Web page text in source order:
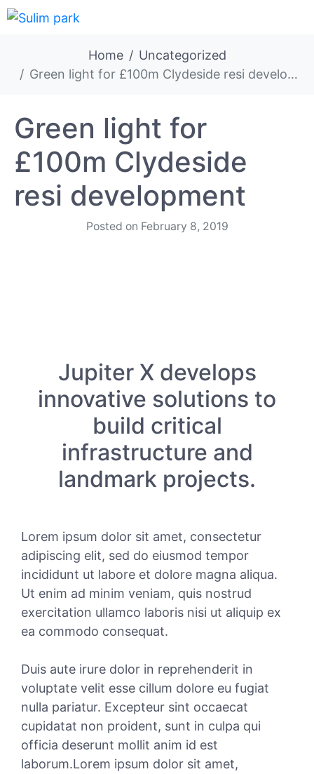
Home
Uncategorized
Green light for £100m Clydeside resi development
Green light for
£100m Clydeside
resi development
Posted on February 8, 2019
Jupiter X develops
innovative solutions to
build critical
infrastructure and
landmark projects.
Lorem ipsum dolor sit amet, consectetur
adipiscing elit, sed do eiusmod tempor
incididunt ut labore et dolore magna aliqua.
Ut enim ad minim veniam, quis nostrud
exercitation ullamco laboris nisi ut aliquip ex
ea commodo consequat.
Duis aute irure dolor in reprehenderit in
voluptate velit esse cillum dolore eu fugiat
nulla pariatur. Excepteur sint occaecat
cupidatat non proident, sunt in culpa qui
officia deserunt mollit anim id est
laborum.Lorem ipsum dolor sit amet,